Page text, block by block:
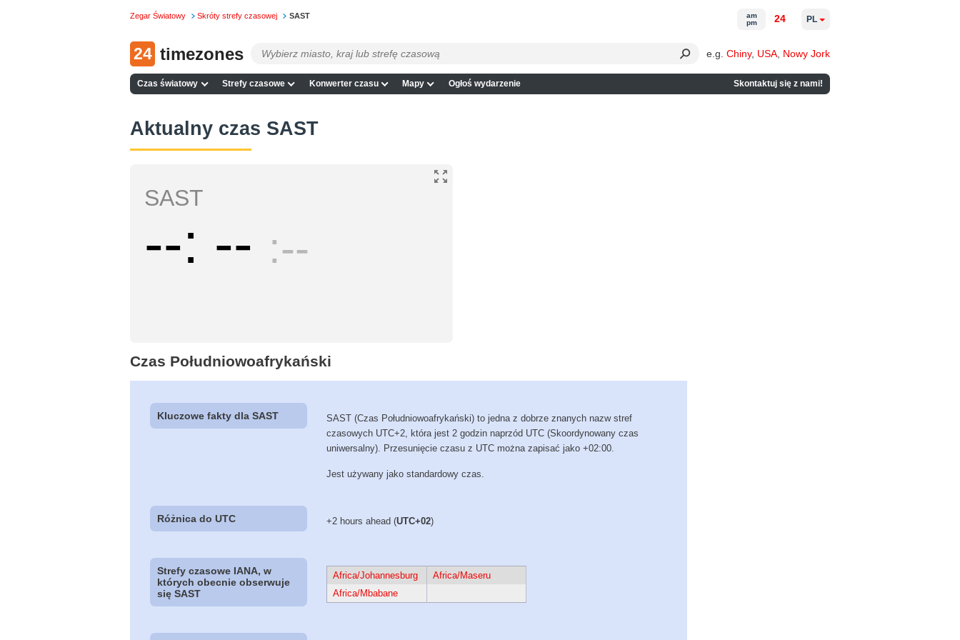
Zegar Światowy Skróty strefy czasowej SAST
24 timezones e.g. Chiny, USA Nowy Jork
Czas światowy Strefy czasowe Konwerter czasu Mapy Ogłoś wydarzenie Skontaktuj się z nami!
am
pm
24 PL
Aktualny czas SAST
SAST
-- -- --
Czas Południowoafrykański
Kluczowe fakty dla SAST
SAST (Czas Południowoafrykański) to jedna z dobrze znanych nazw stref
czasowych UTC+2, która jest 2 godzin naprzód UTC (Skoordynowany czas
uniwersalny). Przesunięcie czasu z UTC można zapisać jako +02:00.
Jest używany jako standardowy czas.
Różnica do UTC +2 hours ahead (UTC+02)
Strefy czasowe IANA, w
których obecnie obserwuje
się SAST
Africa/Johannesburg
Africa/Maseru
Africa/Mbabane